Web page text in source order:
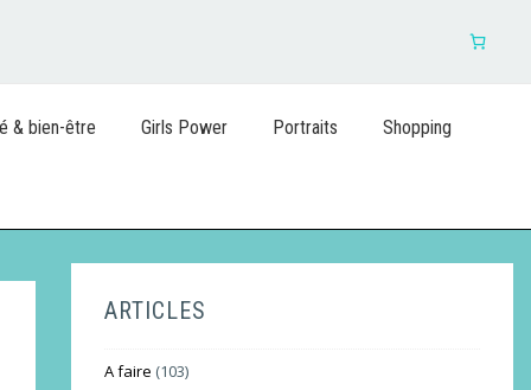
& bien-être Girls Power Portraits Shopping
ARTICLES
A faire (103)